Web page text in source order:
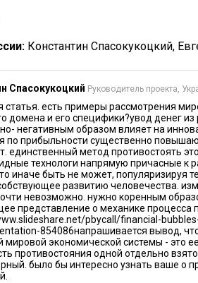
постоянно вычитает входной
приводя к разрушению основных
стоимость доллара. Спекулятивный
хроническую эмиссию
породили индустрию
Константин Спасокукоцкий,
Спасокукоцкий Руководитель проекта,
статья. есть примеры рассмотрения
домена и его специфики?увод денег из
негативным образом влияет на
по прибыльности существенно
единственный метод противостоять
технологи напрямую причасные к
иначе быть не может, популяризируя
развитию человечества.
невозможно. нужно коренным
представление о механике процесса
pbycall/financial-
854086напрашивается вывод,
мировой экономической системы - это
противостояния одной отдельно
было бы интересно узнать ваше о